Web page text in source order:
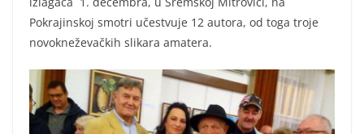
Pokrajinskoj smotri učestvuje 12 autora, od toga troje
novokneževačkih slikara amatera.